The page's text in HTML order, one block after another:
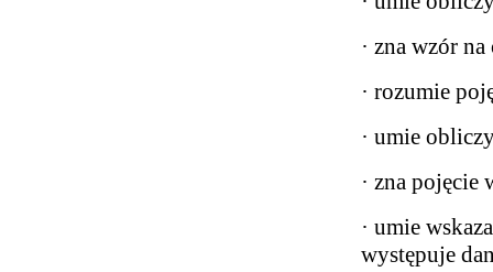
· zna wzór
· rozumie
· umie
· zna pojęcie
· umie
występuje